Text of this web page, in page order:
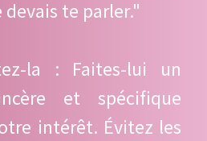
te parler."
la : Faites-lui un
et spécifique
intérêt. Évitez les